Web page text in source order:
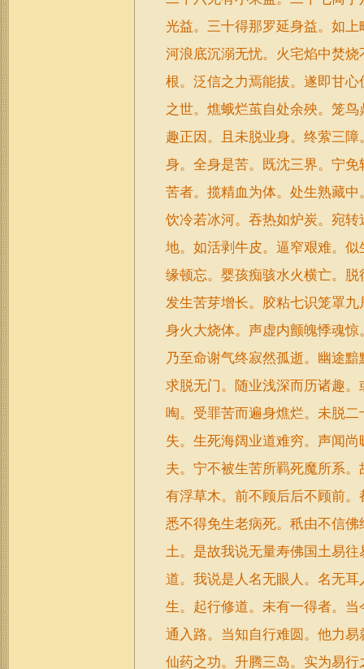
光益。三十得那罗延身益。如
河浪底沉溺无忧。火宅焰中焚
根。泛信之力焉能拔。遂即甘
之世。燋蛾烂茧自处余殃。笼
趣正因。且未脱业身。终萦三
身。全身是苦。既沈三界。宁
苦者。揽精血为体。处生熟藏
饮冷若冰河。吞热如炉炭。宛
地。如活剥牛皮。逼窄艰难。
缘顿忘。婴孩痴骇水火横亡。
发生苦芽增长。胶粘七识笼罩
身火大烧体。声虚内颤魄悸魂
乃至命谢气终寂然孤逝。幽途
求脱无门。随业浅深而历诸趣
啕。受罪苦而遍身燋烂。未脱
失。生死海阔业道难穷。声闻
夫。宁不被生苦所羁死魔所系
有浮草木。前不顾后后不顾前
悉不得免生老病死。秖由不信
土。是故我说无量寿佛国土易
道。我说是人名无眼人。名无
生。起行修道。未有一得者。
通入路。当知自行难圆。他力
仙药之功。升腾三岛。实为易